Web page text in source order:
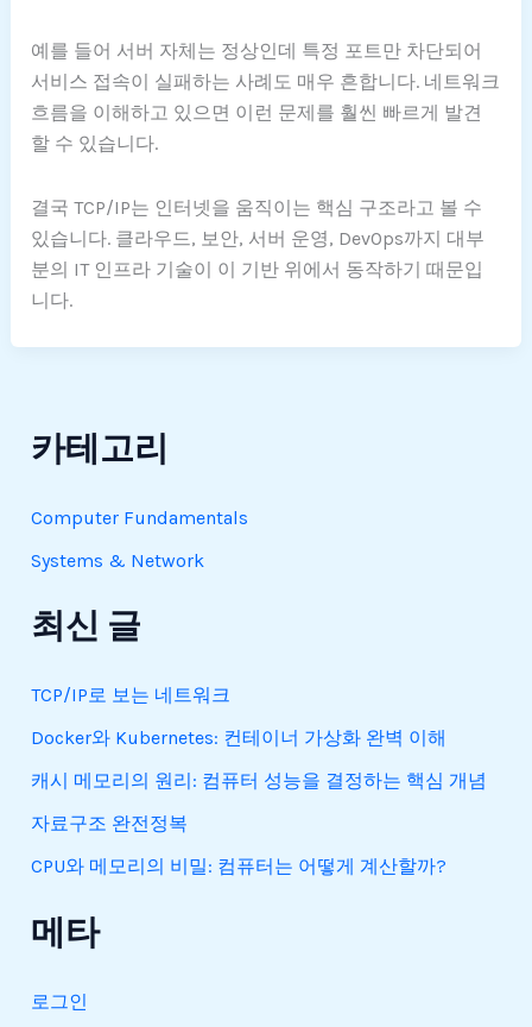
예를 들어 서버 자체는 정상인데 특정 포트만 차단되어
서비스 접속이 실패하는 사례도 매우 흔합니다. 네트워크
흐름을 이해하고 있으면 이런 문제를 훨씬 빠르게 발견
할 수 있습니다.
결국 TCP/IP는 인터넷을 움직이는 핵심 구조라고 볼 수
있습니다. 클라우드, 보안, 서버 운영, DevOps까지 대부
분의 IT 인프라 기술이 이 기반 위에서 동작하기 때문입
니다.
카테고리
Computer Fundamentals
Systems & Network
최신 글
TCP/IP로 보는 네트워크
Docker와 Kubernetes: 컨테이너 가상화 완벽 이해
캐시 메모리의 원리: 컴퓨터 성능을 결정하는 핵심 개념
자료구조 완전정복
CPU와 메모리의 비밀: 컴퓨터는 어떻게 계산할까?
메타
로그인